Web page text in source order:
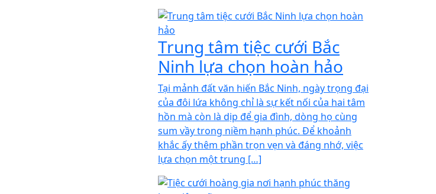
Trung tâm tiệc cưới Bắc
Ninh lựa chọn hoàn hảo
Tại mảnh đất văn hiến Bắc Ninh, ngày trọng đại
của đôi lứa không chỉ là sự kết nối của hai tâm
hồn mà còn là dịp để gia đình, dòng họ cùng
sum vầy trong niềm hạnh phúc. Để khoảnh
khắc ấy thêm phần trọn vẹn và đáng nhớ, việc
lựa chọn một trung […]